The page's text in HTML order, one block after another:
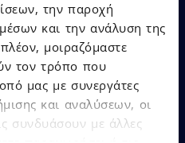
την παροχή
και την ανάλυση της
μοιραζόμαστε
τον τρόπο που
μας με συνεργάτες
και αναλύσεων, οι
συνδυάσουν με άλλες
Δελτία Τύπου
Provider